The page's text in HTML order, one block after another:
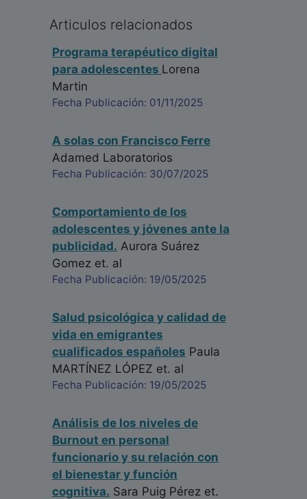
Articulos relacionados
Programa terapéutico digital
para adolescentes Lorena
Martin
Fecha Publicación: 01/11/2025
A solas con Francisco Ferre
Adamed Laboratorios
Fecha Publicación: 30/07/2025
Comportamiento de los
adolescentes y jóvenes ante la
publicidad. Aurora Suárez
Gomez et. al
Fecha Publicación: 19/05/2025
Salud psicológica y calidad de
vida en emigrantes
cualificados españoles Paula
MARTÍNEZ LÓPEZ et. al
Fecha Publicación: 19/05/2025
Análisis de los niveles de
Burnout en personal
funcionario y su relación con
el bienestar y función
cognitiva. Sara Puig Pérez et.